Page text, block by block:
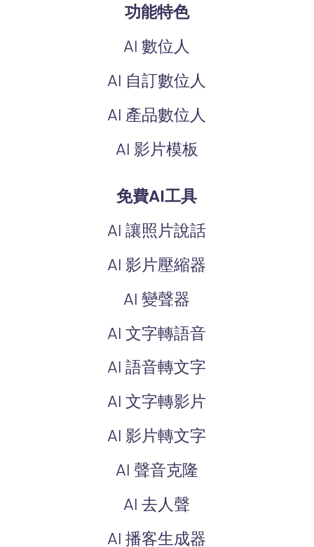
功能特色
AI 數位人
AI 自訂數位人
AI 產品數位人
AI 影片模板
免費AI工具
AI 讓照片說話
AI 影片壓縮器
AI 變聲器
AI 文字轉語音
AI 語音轉文字
AI 文字轉影片
AI 影片轉文字
AI 聲音克隆
AI 去人聲
AI 播客生成器